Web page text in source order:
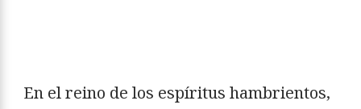
En el reino de los espíritus hambrientos,